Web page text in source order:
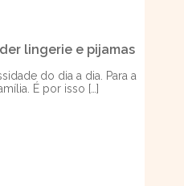
lingerie e pijamas
do dia a dia. Para a
É por isso […]